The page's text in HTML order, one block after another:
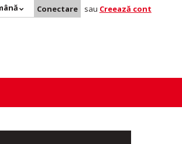
Conectare sau Creează cont